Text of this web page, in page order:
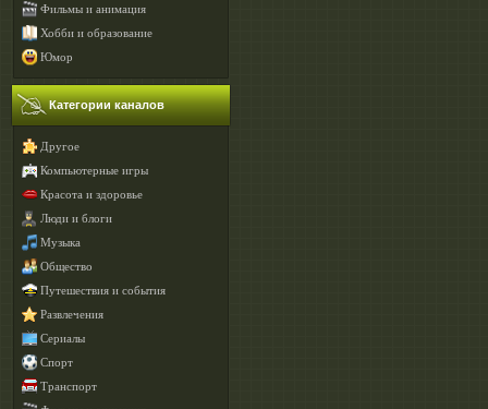
Фильмы и анимация
Хобби и образование
Юмор
Категории каналов
Другое
Компьютерные игры
Красота и здоровье
Люди и блоги
Музыка
Общество
Путешествия и события
Развлечения
Сериалы
Спорт
Транспорт